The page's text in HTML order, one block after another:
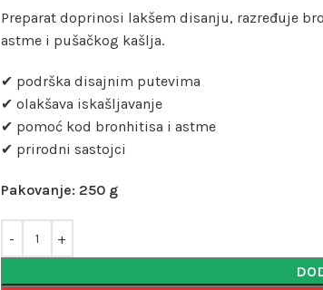
Preparat doprinosi lakšem disanju, razređuje
astme i pušačkog kašlja.
✔ podrška disajnim putevima
✔ olakšava iskašljavanje
✔ pomoć kod bronhitisa i astme
✔ prirodni sastojci
Pakovanje: 250 g